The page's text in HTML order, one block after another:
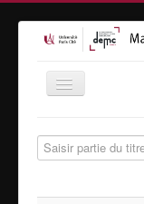
Formation
Saisir partie du titre